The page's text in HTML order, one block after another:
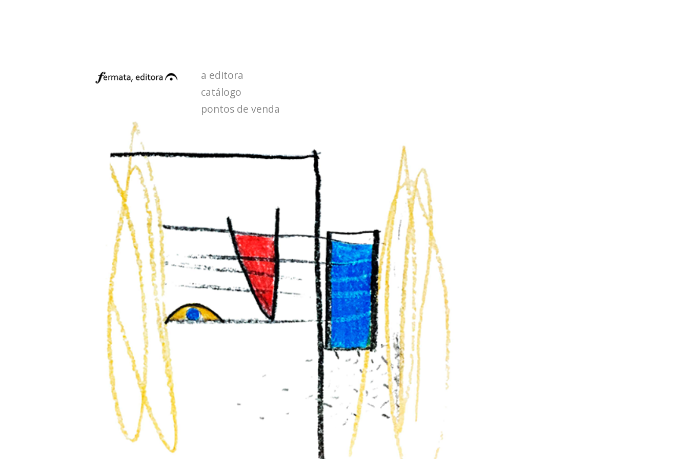
a editora
catálogo
pontos de venda